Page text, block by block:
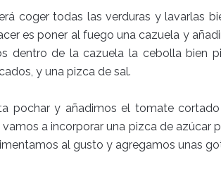
coger todas las verduras y lavarlas
es poner al fuego una cazuela y
dentro de la cazuela la cebolla bien
y una pizca de sal.
pochar y añadimos el tomate
a incorporar una pizca de azúcar
al gusto y agregamos unas